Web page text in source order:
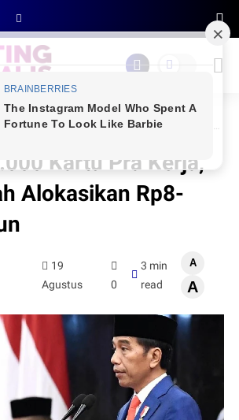
Siapkan 2.000 Kartu Pra Kerja, Pemerintah Alokasikan Rp8-Rp10 Triliun
Kartu Pra Kerja,
Alokasikan Rp8-
19
Agustus
0
3 min
read
A
A